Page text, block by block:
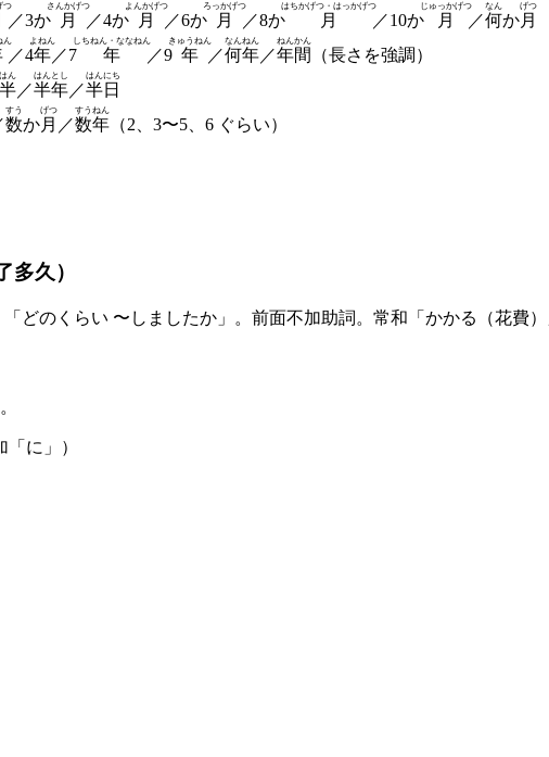
つ
／3か 月
さんかげつ
／4か 月
よんかげつ
／6か 月
ろっかげつ
／8か 月
はちかげつ・はっかげつ
／10か 月
じゅっかげつ
／何
なん
か月
げつ
ん
／4年
よねん
／7 年
しちねん・ななねん
／9 年
きゅうねん
／何年
なんねん
／年間
ねんかん
（長さを強調）
半
はん
／半年
はんとし
／半日
はんにち
数
すう
か月
げつ
／数年
すうねん
（2、3〜5、6 ぐらい）
久）
どのくらい 〜しましたか」。前面不加助詞。常和「かかる（花費
に」）